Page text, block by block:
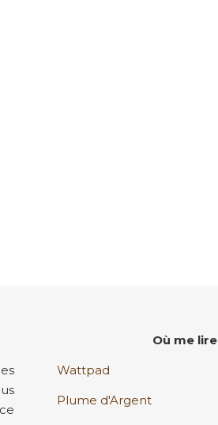
Où me lire
Wattpad
Plume d'Argent